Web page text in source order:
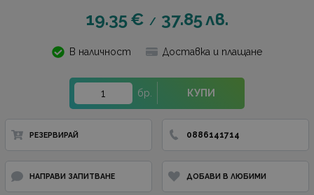
19.35€ / 37.85лв.
В наличност Доставка и плащане
бр. КУПИ
РЕЗЕРВИРАЙ 0886141714
НАПРАВИ ЗАПИТВАНЕ ДОБАВИ В ЛЮБИМИ